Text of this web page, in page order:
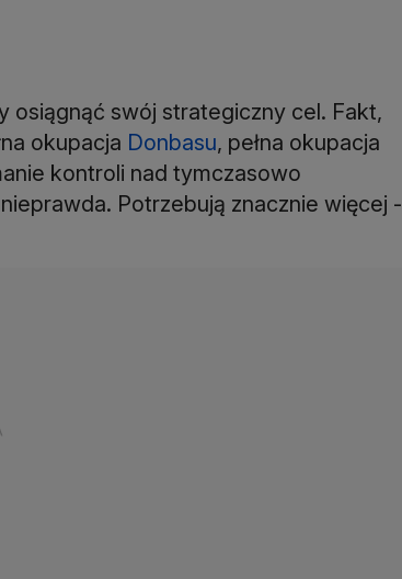
osiągnąć swój strategiczny cel. Fakt,
okupacja Donbasu, pełna okupacja
kontroli nad tymczasowo
Potrzebują znacznie więcej -